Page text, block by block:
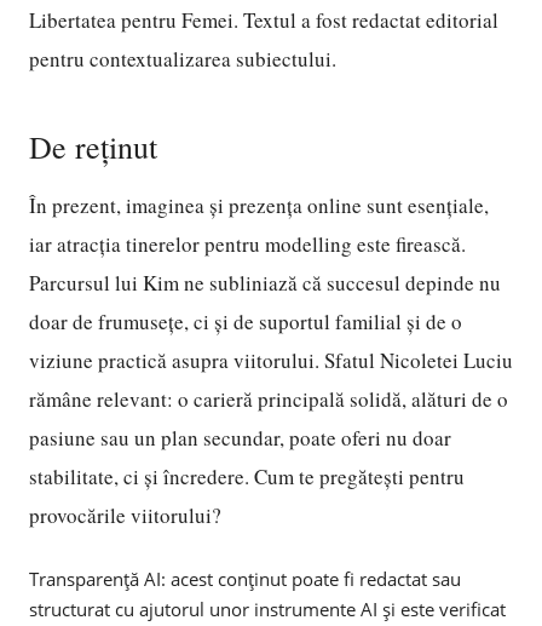
Libertatea pentru Femei. Textul a fost redactat editorial
pentru contextualizarea subiectului.
De reținut
În prezent, imaginea și prezența online sunt esențiale,
iar atracția tinerelor pentru modelling este firească.
Parcursul lui Kim ne subliniază că succesul depinde nu
doar de frumusețe, ci și de suportul familial și de o
viziune practică asupra viitorului. Sfatul Nicoletei Luciu
rămâne relevant: o carieră principală solidă, alături de o
pasiune sau un plan secundar, poate oferi nu doar
stabilitate, ci și încredere. Cum te pregătești pentru
provocările viitorului?
Transparență AI: acest conținut poate fi redactat sau
structurat cu ajutorul unor instrumente AI și este verificat